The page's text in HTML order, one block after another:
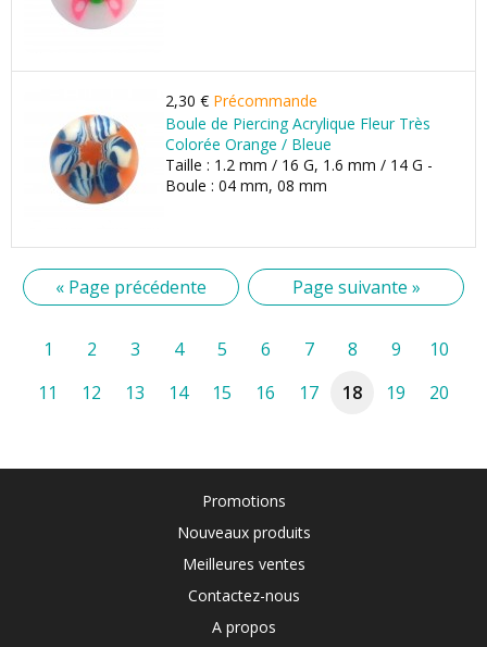
2,30 € Précommande
Boule de Piercing Acrylique Fleur Très
Colorée Orange / Bleue
Taille : 1.2 mm / 16 G, 1.6 mm / 14 G -
Boule : 04 mm, 08 mm
« Page précédente Page suivante »
1 2 3 4 5 6 7 8 9
10
11
12 13 14 15 16 17 18 19 20
Promotions
Nouveaux produits
Meilleures ventes
Contactez-nous
A propos